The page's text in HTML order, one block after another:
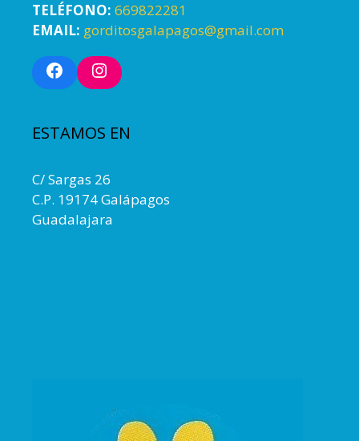
TELÉFONO: 669822281
EMAIL: gorditosgalapagos@gmail.com
FacebookInstagram
ESTAMOS EN
C/ Sargas 26
C.P. 19174 Galápagos
Guadalajara